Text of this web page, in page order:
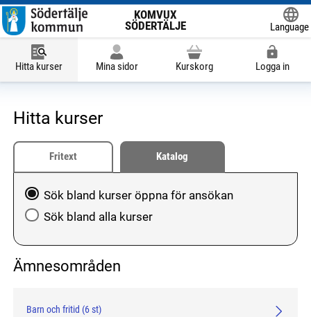
KOMVUX
SÖDERTÄLJE
Language
Hitta kurser Mina sidor Kurskorg Logga in
Hitta kurser
Fritext Katalog
Välj att söka blandkurser öppna för ansökan eller hela
Sök bland kurser öppna för ansökan
Sök bland alla kurser
Ämnesområden
Barn och fritid (6 st)